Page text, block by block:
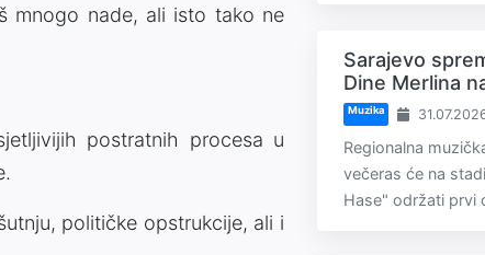
mnogo nade, ali isto tako ne
postratnih procesa u
političke opstrukcije, ali i
Sarajevo
Dine Merlina
Muzika
Regionalna
večeras će na
Hase" održati prvi